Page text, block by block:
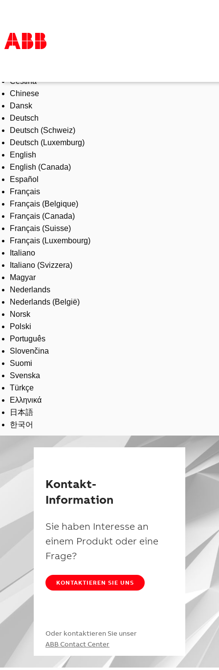
Produkte und Leistungen
Branchenlösungen
Service
Über uns
Vertriebspartner finden
Kontakt
Karriere
Čeština
Chinese
Dansk
Deutsch
Deutsch (Schweiz)
Deutsch (Luxemburg)
English
English (Canada)
Español
Français
Français (Belgique)
Français (Canada)
Français (Suisse)
Français (Luxembourg)
Italiano
Italiano (Svizzera)
Magyar
Nederlands
Nederlands (België)
Norsk
Polski
Português
Slovenčina
Suomi
Svenska
Türkçe
Ελληνικά
日本語
한국어
Kontakt-
Information
Sie haben Interesse an
einem Produkt oder eine
Frage?
KONTAKTIEREN SIE UNS
Oder kontaktieren Sie unser
ABB Contact Center